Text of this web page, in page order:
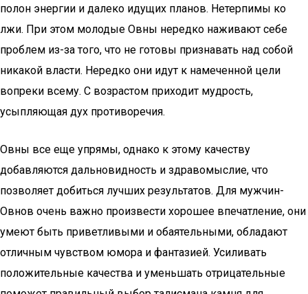
полон энергии и далеко идущих планов. Нетерпимы ко
лжи. При этом молодые Овны нередко наживают себе
проблем из-за того, что не готовы признавать над собой
никакой власти. Нередко они идут к намеченной цели
вопреки всему. С возрастом приходит мудрость,
усыпляющая дух противоречия.
Овны все еще упрямы, однако к этому качеству
добавляются дальновидность и здравомыслие, что
позволяет добиться лучших результатов. Для мужчин-
Овнов очень важно произвести хорошее впечатление, они
умеют быть приветливыми и обаятельными, обладают
отличным чувством юмора и фантазией. Усиливать
положительные качества и уменьшать отрицательные